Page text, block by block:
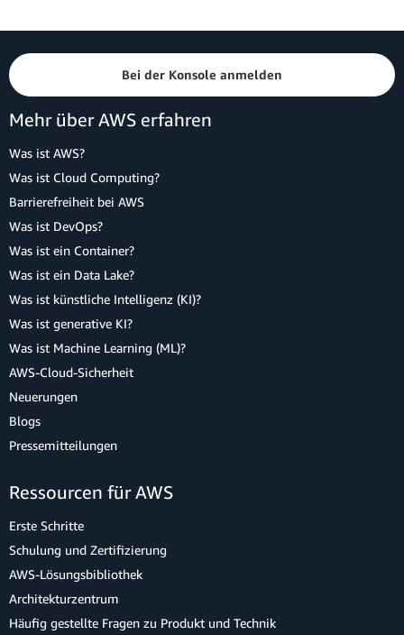
Bei der Konsole anmelden
Mehr über AWS erfahren
Was ist AWS?
Was ist Cloud Computing?
Barrierefreiheit bei AWS
Was ist DevOps?
Was ist ein Container?
Was ist ein Data Lake?
Was ist künstliche Intelligenz (KI)?
Was ist generative KI?
Was ist Machine Learning (ML)?
AWS-Cloud-Sicherheit
Neuerungen
Blogs
Pressemitteilungen
Ressourcen für AWS
Erste Schritte
Schulung und Zertifizierung
AWS-Lösungsbibliothek
Architekturzentrum
Häufig gestellte Fragen zu Produkt und Technik